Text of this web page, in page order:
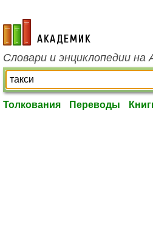
academic.ru
Словари и энциклопедии на
Толкования Переводы